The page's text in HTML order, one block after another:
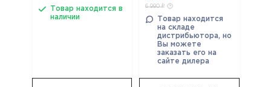
Товар находится в
наличии
6 990 ₽
Товар находится
на складе
дистрибьютора, но
Вы можете
заказать его на
сайте дилера